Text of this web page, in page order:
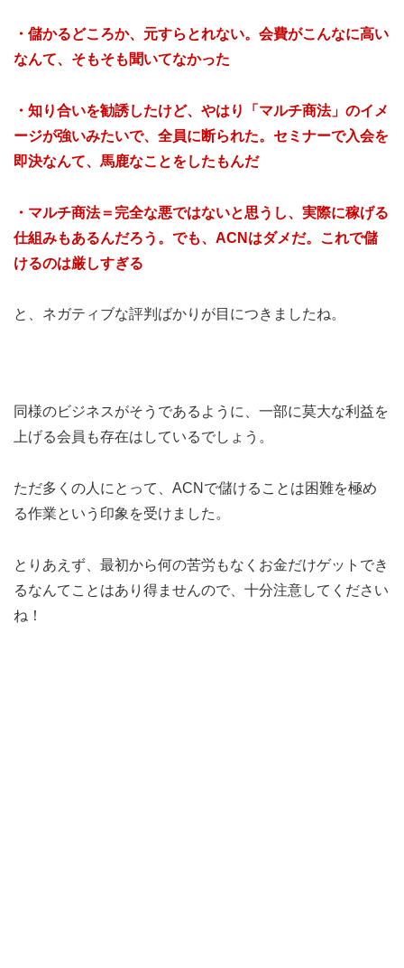
・儲かるどころか、元すらとれない。会費がこんなに高い
なんて、そもそも聞いてなかった
・知り合いを勧誘したけど、やはり「マルチ商法」のイメ
ージが強いみたいで、全員に断られた。セミナーで入会を
即決なんて、馬鹿なことをしたもんだ
・マルチ商法＝完全な悪ではないと思うし、実際に稼げる
仕組みもあるんだろう。でも、ACNはダメだ。これで儲
けるのは厳しすぎる
と、ネガティブな評判ばかりが目につきましたね。
同様のビジネスがそうであるように、一部に莫大な利益を
上げる会員も存在はしているでしょう。
ただ多くの人にとって、ACNで儲けることは困難を極め
る作業という印象を受けました。
とりあえず、最初から何の苦労もなくお金だけゲットでき
るなんてことはあり得ませんので、十分注意してください
ね！